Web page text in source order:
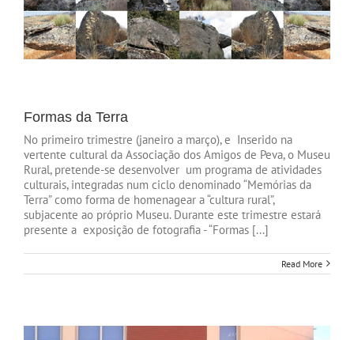
Formas da Terra
No primeiro trimestre (janeiro a março), e Inserido na
vertente cultural da Associação dos Amigos de Peva, o Museu
Rural, pretende-se desenvolver um programa de atividades
culturais, integradas num ciclo denominado “Memórias da
Terra” como forma de homenagear a “cultura rural”,
subjacente ao próprio Museu. Durante este trimestre estará
presente a exposição de fotografia - “Formas [...]
Read More